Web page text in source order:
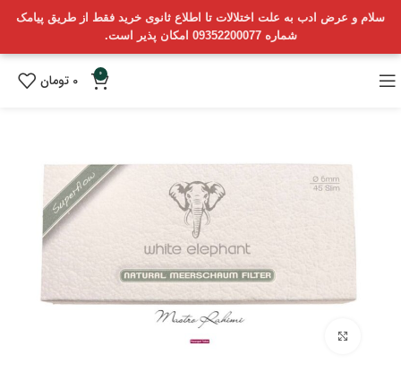
سلام و عرض ادب به علت اختلالات تا اطلاع ثانوی خرید فقط از طریق پیامک
شماره 09352200077 امکان پذیر است.
0
0 تومان